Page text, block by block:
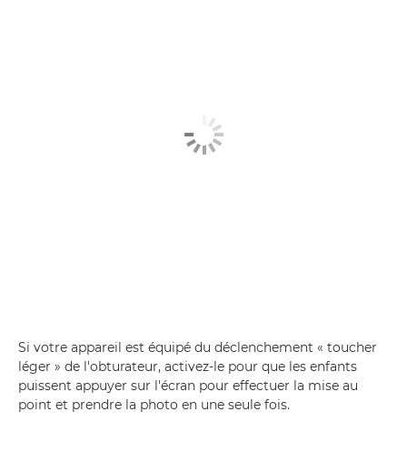
Si votre appareil est équipé du déclenchement « toucher
léger » de l'obturateur, activez-le pour que les enfants
puissent appuyer sur l'écran pour effectuer la mise au
point et prendre la photo en une seule fois.